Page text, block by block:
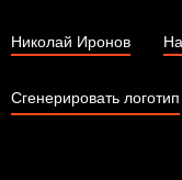
Николай Иронов
Сгенерировать логотип